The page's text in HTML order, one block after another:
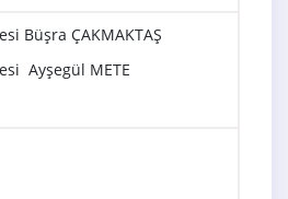
Büşra ÇAKMAKTAŞ
Ayşegül METE